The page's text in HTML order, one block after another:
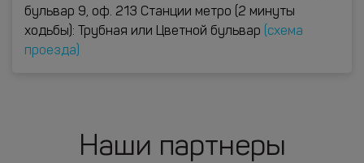
бульвар 9, оф. 213 Станции метро (2 минуты
ходьбы): Трубная или Цветной бульвар
(схема
проезда)
Наши партнеры